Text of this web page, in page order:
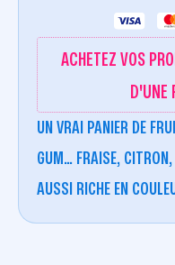
ACHETEZ VOS
D'UNE
UN VRAI PANIER DE
GUM… FRAISE,
AUSSI RICHE EN